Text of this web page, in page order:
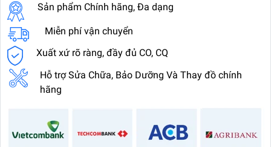
Sản phẩm Chính hãng, Đa dạng
Miễn phí vận chuyển
Xuất xứ rõ ràng, đầy đủ CO, CQ
Hỗ trợ Sửa Chữa, Bảo Dưỡng Và Thay đồ chính
hãng